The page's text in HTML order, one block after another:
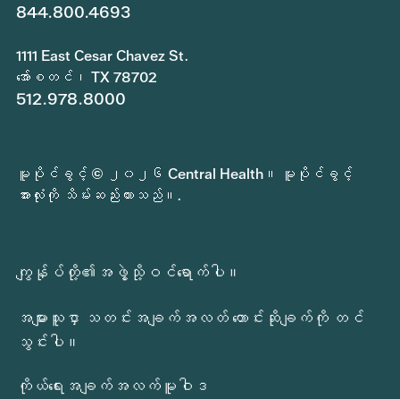
844.800.4693
1111 East Cesar Chavez St.
အော်စတင်၊ TX 78702
512.978.8000
မူပိုင်ခွင့် © ၂၀၂၆ Central Health။ မူပိုင်ခွင့်
အားလုံးကို သိမ်းဆည်းထားသည်။.
ကျွန်ုပ်တို့၏အဖွဲ့သို့ဝင်ရောက်ပါ။
အများသူငှာ သတင်းအချက်အလတ် တောင်းဆိုချက်ကို တင်
သွင်းပါ။
ကိုယ်ရေးအချက်အလက်မူဝါဒ